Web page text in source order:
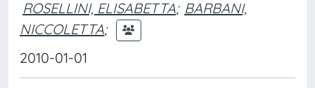
ROSELLINI, ELISABETTA; BARBANI,
NICCOLETTA;
2010-01-01